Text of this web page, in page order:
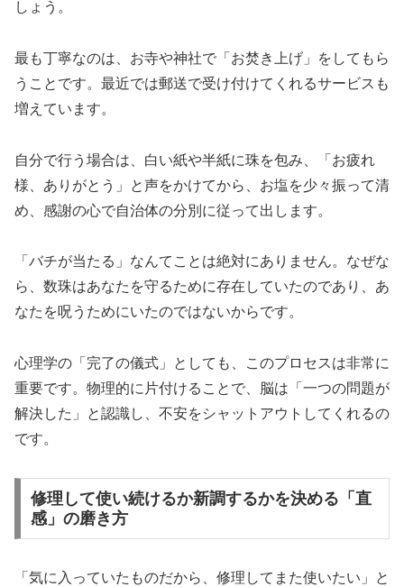
しょう。
最も丁寧なのは、お寺や神社で「お焚き上げ」をしてもら
うことです。最近では郵送で受け付けてくれるサービスも
増えています。
自分で行う場合は、 白い紙や半紙に珠を包み、「お疲れ
様、ありがとう」と声をかけてから、お塩を少々振って清
め、感謝の心で自治体の分別に従って出します。
「バチが当たる」なんてことは絶対にありません。なぜな
ら、数珠はあなたを守るために存在していたのであり、あ
なたを呪うためにいたのではないからです。
心理学の「完了の儀式」としても、このプロセスは非常に
重要です。物理的に片付けることで、脳は「一つの問題が
解決した」と認識し、不安をシャットアウトしてくれるの
です。
修理して使い続けるか新調するかを決める「直
感」の磨き方
「気に入っていたものだから、修理してまた使いたい」と